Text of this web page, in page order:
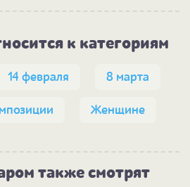
к категориям
14 февраля 8 марта
Женщине
также смотрят